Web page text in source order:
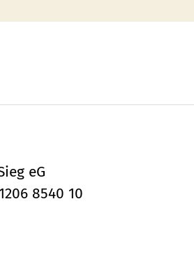
eG
8540 10